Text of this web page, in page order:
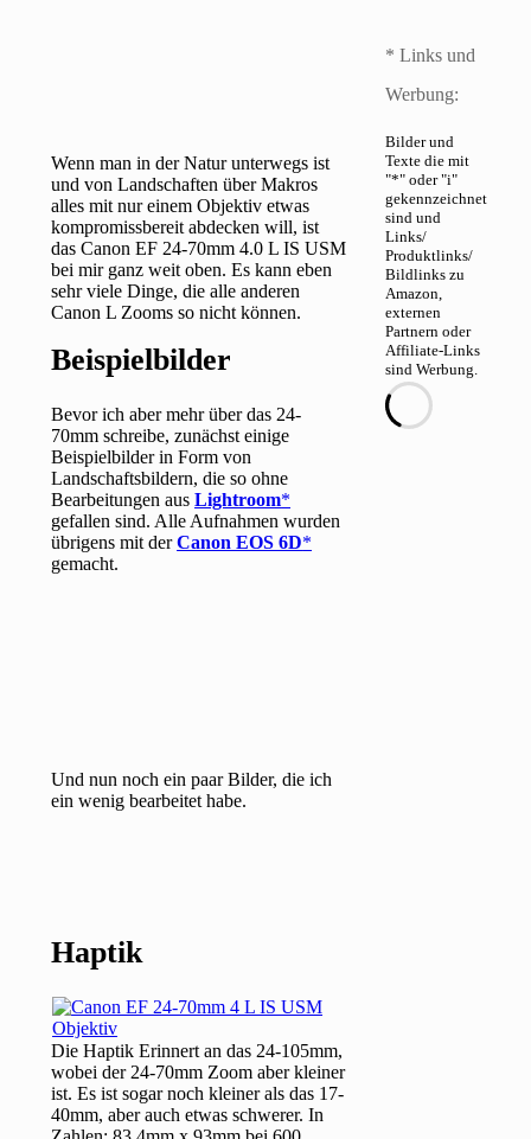
Wenn man in der Natur unterwegs ist
und von Landschaften über Makros
alles mit nur einem Objektiv etwas
kompromissbereit abdecken will, ist
das Canon EF 24-70mm 4.0 L IS USM
bei mir ganz weit oben. Es kann eben
sehr viele Dinge, die alle anderen
Canon L Zooms so nicht können.
Beispielbilder
Bevor ich aber mehr über das 24-
70mm schreibe, zunächst einige
Beispielbilder in Form von
Landschaftsbildern, die so ohne
Bearbeitungen ausLightroom
gefallen sind. Alle Aufnahmen wurden
übrigens mit derCanon EOS 6D
gemacht.
Und nun noch ein paar Bilder, die ich
ein wenig bearbeitet habe.
Haptik
Die Haptik Erinnert an das 24-105mm,
wobei der 24-70mm Zoom aber kleiner
ist. Es ist sogar noch kleiner als das 17-
40mm, aber auch etwas schwerer. In
* Links und
Werbung:
Bilder und
Texte die mit
"*" oder "i"
gekennzeichnet
sind und
Links/
Produktlinks/
Bildlinks zu
Amazon,
externen
Partnern oder
Affiliate-Links
sind Werbung.